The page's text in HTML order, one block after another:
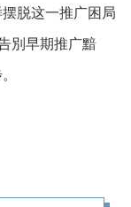
脱这一推广困局
別早期推广黯